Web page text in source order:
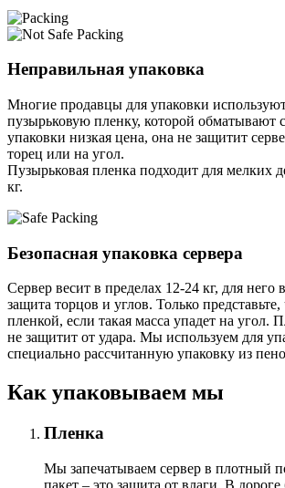
Неправильная упаковка
Многие продавцы для упаковки
пузырьковую пленку, которой обматывают
упаковки низкая цена, она не защитит
торец или на угол.
Пузырьковая пленка подходит для мелких
кг.
Безопасная упаковка сервера
Сервер весит в пределах 12-24 кг, для него
защита торцов и углов. Только представьте,
пленкой, если такая масса упадет на угол.
не защитит от удара. Мы используем для
специально расcчитанную упаковку из
Как упаковываем мы
Пленка
Мы запечатываем сервер в плотный
пакет – это защита от влаги. В